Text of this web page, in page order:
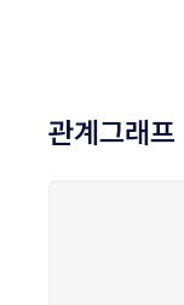
관계그래